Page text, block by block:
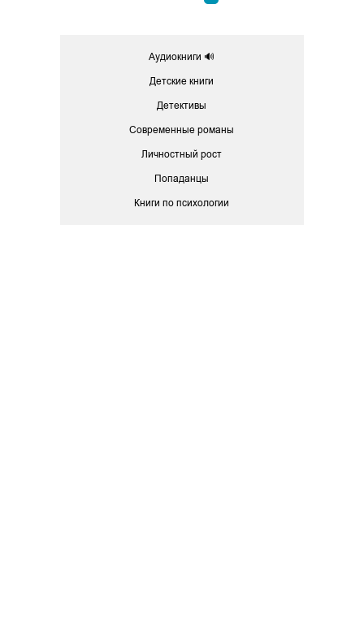
Аудиокниги 🔊
Детские книги
Детективы
Современные романы
Личностный рост
Попаданцы
Книги по психологии